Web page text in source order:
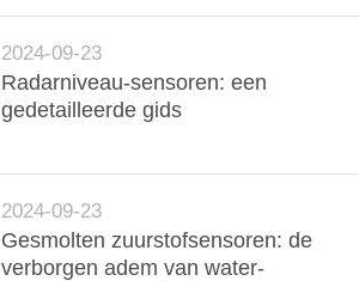
2024-09-23
Radarniveau-sensoren: een
gedetailleerde gids
2024-09-23
Gesmolten zuurstofsensoren: de
verborgen adem van water-